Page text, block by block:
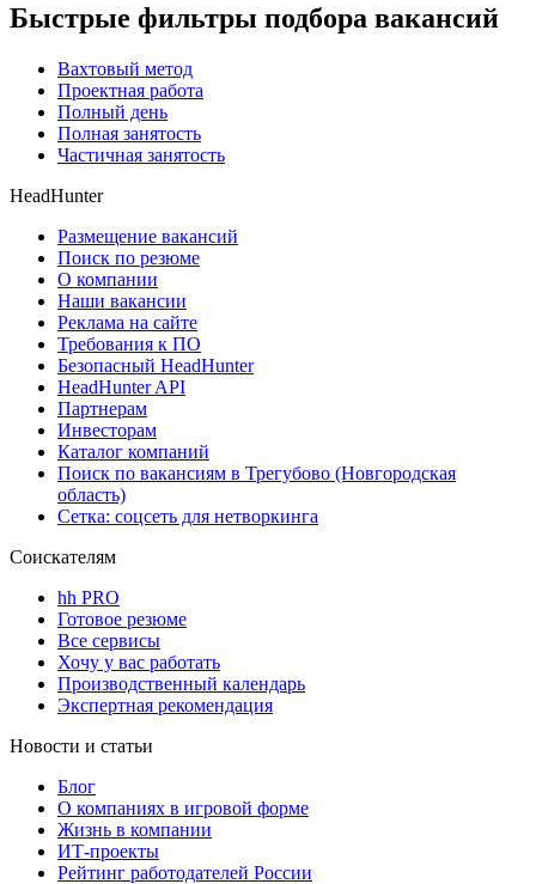
Быстрые фильтры подбора вакансий
Вахтовый метод
Проектная работа
Полный день
Полная занятость
Частичная занятость
HeadHunter
Размещение вакансий
Поиск по резюме
О компании
Наши вакансии
Реклама на сайте
Требования к ПО
Безопасный HeadHunter
HeadHunter API
Партнерам
Инвесторам
Каталог компаний
Поиск по вакансиям в Трегубово (Новгородская
область)
Сетка: соцсеть для нетворкинга
Соискателям
hh PRO
Готовое резюме
Все сервисы
Хочу у вас работать
Производственный календарь
Экспертная рекомендация
Новости и статьи
Блог
О компаниях в игровой форме
Жизнь в компании
ИТ-проекты
Рейтинг работодателей России